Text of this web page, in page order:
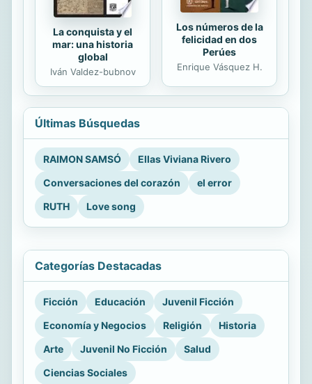
La conquista y el
mar: una historia
global
Iván Valdez-bubnov
Los números de la
felicidad en dos
Perúes
Enrique Vásquez H.
Últimas Búsquedas
RAIMON SAMSÓ
Ellas Viviana Rivero
Conversaciones del corazón
el error
RUTH
Love song
Categorías Destacadas
Ficción Educación
Juvenil Ficción
Economía y Negocios
Religión
Historia
Arte
Juvenil No Ficción
Salud
Ciencias Sociales